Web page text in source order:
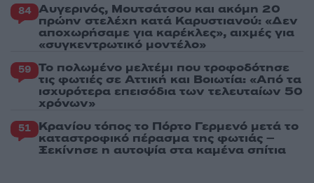
84 Αυγερινός, Μουτσάτσου και ακόμη 20
πρώην στελέχη κατά Καρυστιανού: «Δεν
αποχωρήσαμε για καρέκλες», αιχμές για
«συγκεντρωτικό μοντέλο»
59 Το πολωμένο μελτέμι που τροφοδότησε
τις φωτιές σε Αττική και Βοιωτία: «Από τα
ισχυρότερα επεισόδια των τελευταίων 50
χρόνων»
51 Κρανίου τόπος το Πόρτο Γερμενό μετά το
καταστροφικό πέρασμα της φωτιάς –
Ξεκίνησε η αυτοψία στα καμένα σπίτια